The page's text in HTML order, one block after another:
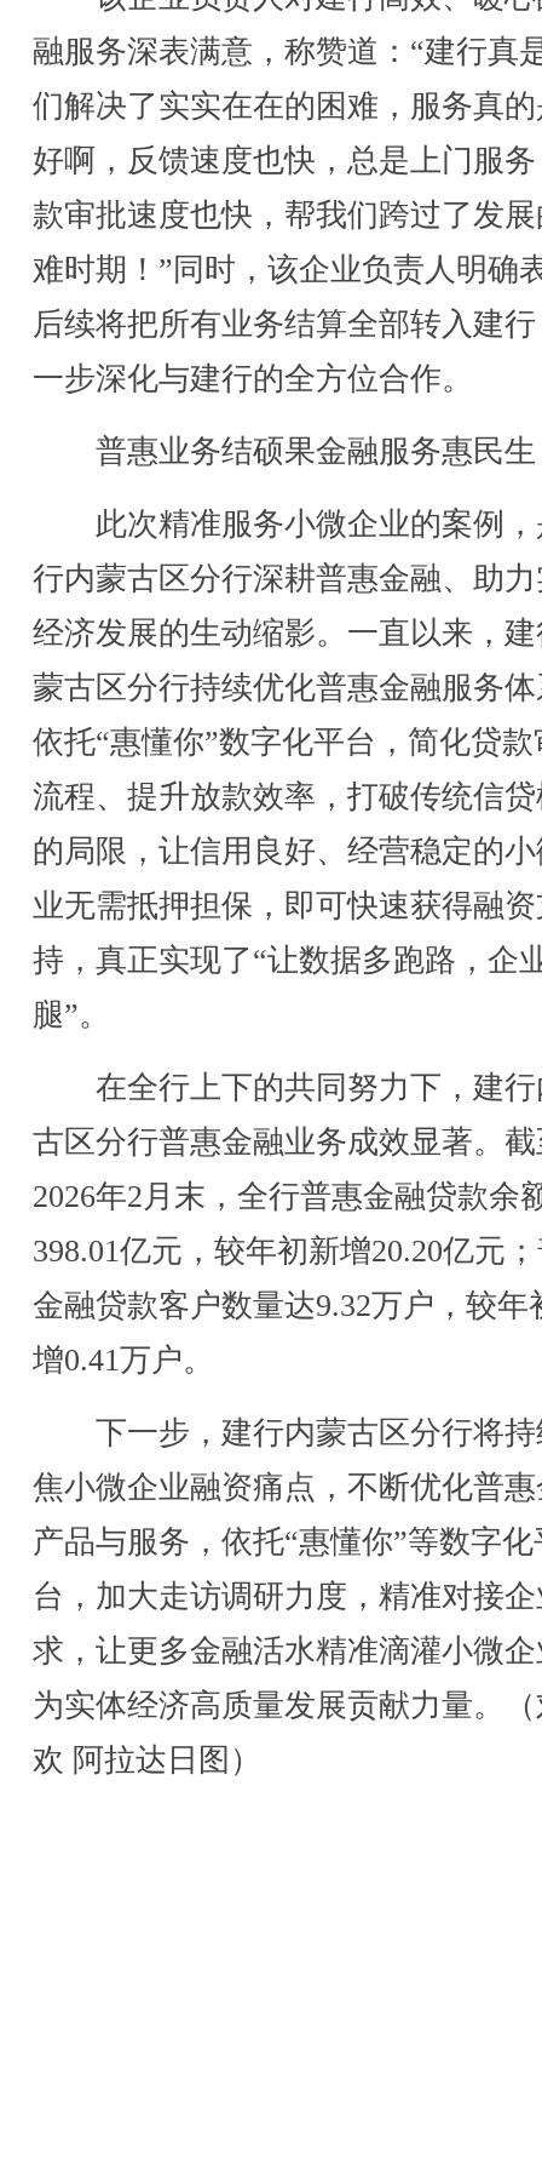
融服务深表满意，称赞道：“建行真
们解决了实实在在的困难，服务真
好啊，反馈速度也快，总是上门服
款审批速度也快，帮我们跨过了发
难时期！”同时，该企业负责人明确
后续将把所有业务结算全部转入建
一步深化与建行的全方位合作。
普惠业务结硕果金融服务惠民生
此次精准服务小微企业的案例，
行内蒙古区分行深耕普惠金融、助
经济发展的生动缩影。一直以来，
蒙古区分行持续优化普惠金融服务
依托“惠懂你”数字化平台，简化贷款
流程、提升放款效率，打破传统信
的局限，让信用良好、经营稳定的
业无需抵押担保，即可快速获得融
持，真正实现了“让数据多跑路，企
腿”。
在全行上下的共同努力下，建行
古区分行普惠金融业务成效显著。
2026年2月末，全行普惠金融贷款余
398.01亿元，较年初新增20.20亿元
金融贷款客户数量达9.32万户，较年
增0.41万户。
下一步，建行内蒙古区分行将持
焦小微企业融资痛点，不断优化普
产品与服务，依托“惠懂你”等数字化
台，加大走访调研力度，精准对接
求，让更多金融活水精准滴灌小微
为实体经济高质量发展贡献力量。
欢 阿拉达日图）